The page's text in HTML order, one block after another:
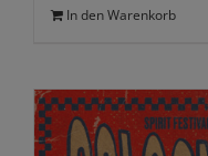
In den Warenkorb